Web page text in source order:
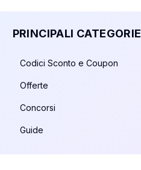
PRINCIPALI CATEGORIE
Codici Sconto e Coupon
Offerte
Concorsi
Guide